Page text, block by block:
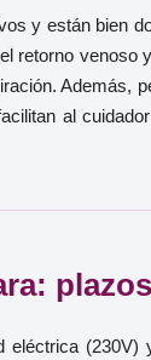
y están bien
retorno
Además,
al